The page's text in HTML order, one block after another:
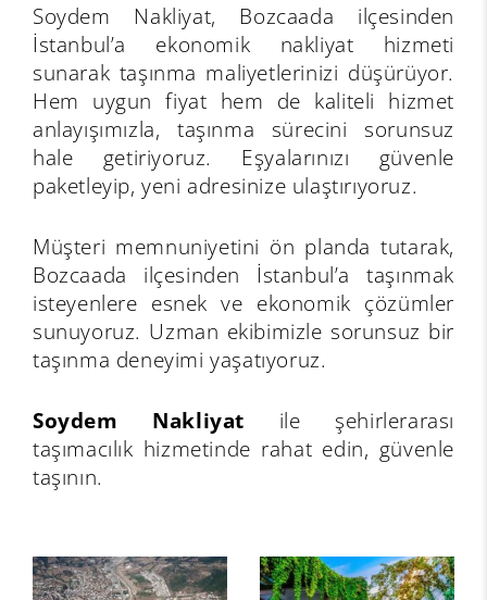
Soydem Nakliyat, Bozcaada ilçesinden
İstanbul’a ekonomik nakliyat hizmeti
sunarak taşınma maliyetlerinizi düşürüyor.
Hem uygun fiyat hem de kaliteli hizmet
anlayışımızla, taşınma sürecini sorunsuz
hale getiriyoruz. Eşyalarınızı güvenle
paketleyip, yeni adresinize ulaştırıyoruz.
Müşteri memnuniyetini ön planda tutarak,
Bozcaada ilçesinden İstanbul’a taşınmak
isteyenlere esnek ve ekonomik çözümler
sunuyoruz. Uzman ekibimizle sorunsuz bir
taşınma deneyimi yaşatıyoruz.
Soydem Nakliyat ile şehirlerarası
taşımacılık hizmetinde rahat edin, güvenle
taşının.